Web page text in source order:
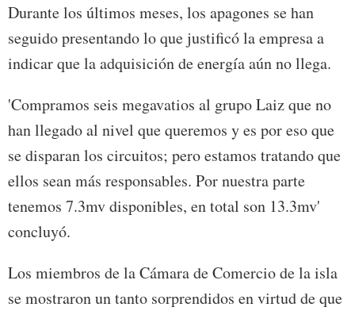
Durante los últimos meses, los apagones se han
seguido presentando lo que justificó la empresa a
indicar que la adquisición de energía aún no llega.
'Compramos seis megavatios al grupo Laiz que no
han llegado al nivel que queremos y es por eso que
se disparan los circuitos; pero estamos tratando que
ellos sean más responsables. Por nuestra parte
tenemos 7.3mv disponibles, en total son 13.3mv'
concluyó.
Los miembros de la Cámara de Comercio de la isla
se mostraron un tanto sorprendidos en virtud de que